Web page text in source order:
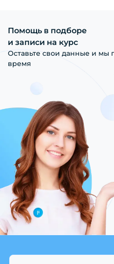
Помощь в подборе
и записи на курс
Оставьте свои данные и мы
время